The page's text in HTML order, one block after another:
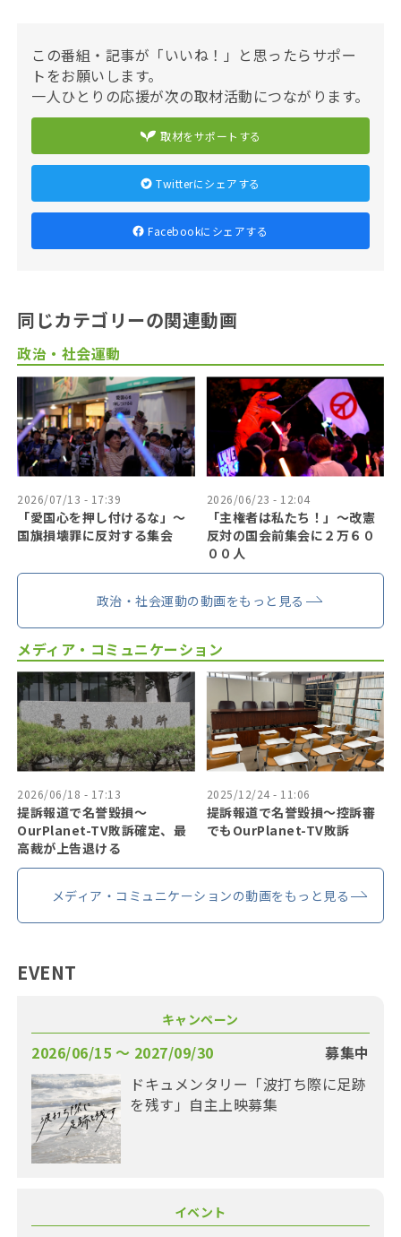
この番組・記事が「いいね！」と思ったらサポー
トをお願いします。
一人ひとりの応援が次の取材活動につながります。
取材をサポートする
Twitterにシェアする
Facebookにシェアする
同じカテゴリーの関連動画
政治・社会運動
2026/07/13 - 17:39
「愛国心を押し付けるな」〜
国旗損壊罪に反対する集会
2026/06/23 - 12:04
「主権者は私たち！」〜改憲
反対の国会前集会に２万６０
００人
政治・社会運動の動画をもっと見る
メディア・コミュニケーション
2026/06/18 - 17:13
提訴報道で名誉毀損〜
OurPlanet-TV敗訴確定、最
高裁が上告退ける
2025/12/24 - 11:06
提訴報道で名誉毀損〜控訴審
でもOurPlanet-TV敗訴
メディア・コミュニケーションの動画をもっと見る
EVENT
キャンペーン
2026/06/15 〜 2027/09/30
募集中
ドキュメンタリー「波打ち際に足跡
を残す」自主上映募集
イベント